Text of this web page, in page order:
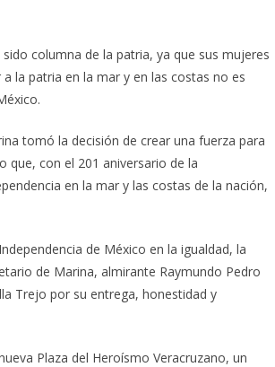
columna de la patria, ya que sus mujeres
la patria en la mar y en las costas no es
tomó la decisión de crear una fuerza para
que, con el 201 aniversario de la
en la mar y las costas de la nación,
de México en la igualdad, la
de Marina, almirante Raymundo Pedro
Trejo por su entrega, honestidad y
Plaza del Heroísmo Veracruzano, un